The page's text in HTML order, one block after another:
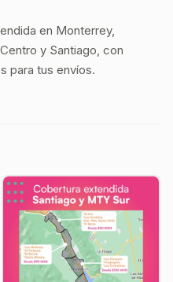
en Monterrey,
y Santiago, con
para tus envíos.